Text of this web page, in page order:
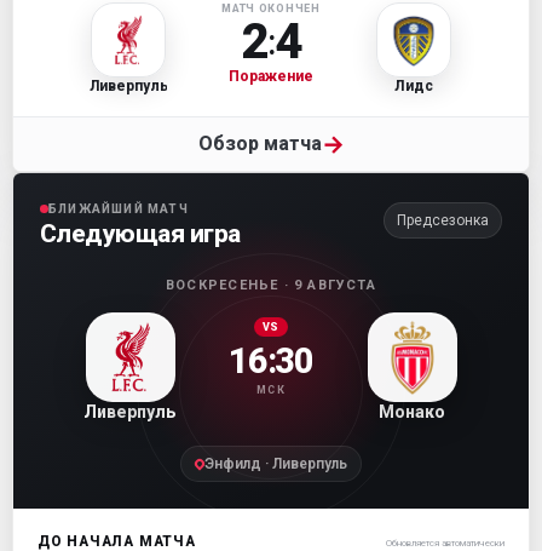
Ливерпуль
МАТЧ ОКОНЧЕН
2:4
Поражение
Лидс
Обзор матча→
БЛИЖАЙШИЙ МАТЧ
Следующая игра Предсезонка
ВОСКРЕСЕНЬЕ · 9 АВГУСТА
Ливерпуль
VS
16:30
МСК
Монако
Энфилд · Ливерпуль
ДО НАЧАЛА МАТЧА Обновляется автоматически